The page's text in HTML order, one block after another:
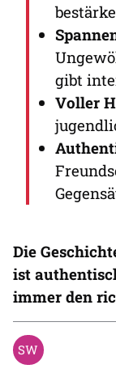
gibt
Voller
Die
ist
immer den